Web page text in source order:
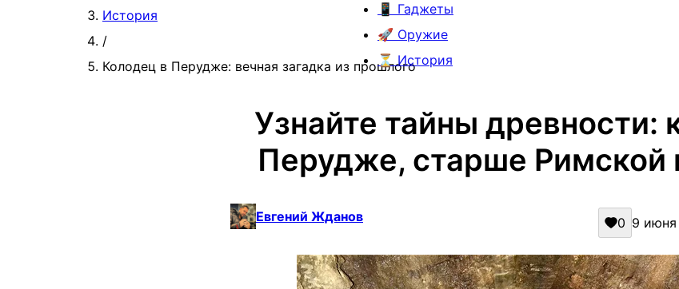
📱 Гаджеты
🚀 Оружие
⏳ История
История
/
Колодец в Перудже: вечная загадка из прошлого
Узнайте тайны древности:
Перудже, старше Римской
Евгений Жданов 0 9 июня